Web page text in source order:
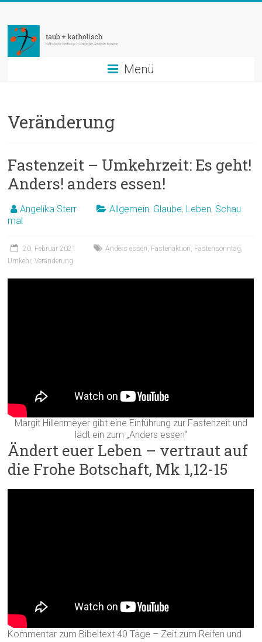
springen
taub
+
katholisch
in
Menü
Veränderung
Fastenzeit – Umkehrzeit: Es geht!
Anders! anders essen!
Angelika Sterr Allgemein, Glaube, Leben, Schau
mal
20. Februar 2021 Anders essen Fastenaktion Fastensonntag
Umkehr,Veränderung
Margit Hillenmeyer gibt eine Einführung zur Fastenzeit und
lädt ein zum „Anders essen“
Ändert euer Leben – vertraut auf
die Frohe Botschaft, Mk 1,12-15
Kommentar zum Bibeltext 40 Tage – Zeit zum Reifen und